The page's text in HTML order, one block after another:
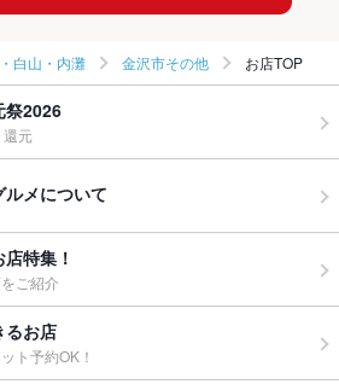
白山・内灘 金沢市その他 お店TOP
祭2026
元
メについて
特集！
ご紹介
るお店
ト予約OK！